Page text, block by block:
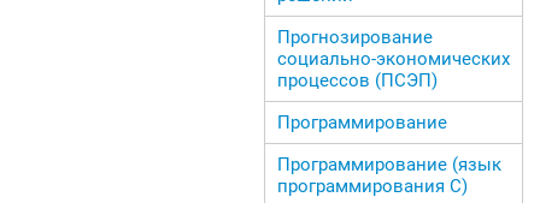
Прогнозирование
социально-экономических
процессов (ПСЭП)
Программирование
Программирование (язык
программирования С)